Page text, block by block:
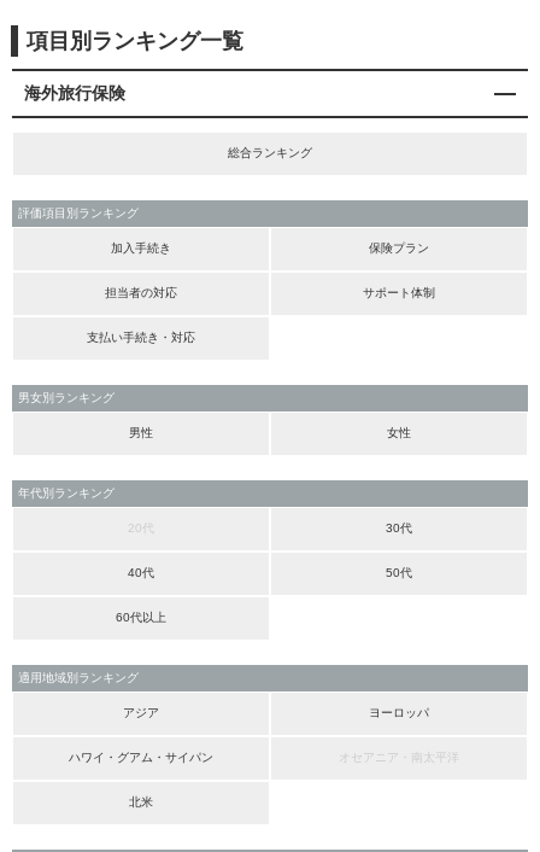
項目別ランキング一覧
海外旅行保険
総合ランキング
評価項目別ランキング
加入手続き 保険プラン
担当者の対応 サポート体制
支払い手続き・対応
男女別ランキング
男性 女性
年代別ランキング
20代 30代
40代 50代
60代以上
適用地域別ランキング
アジア ヨーロッパ
ハワイ・グアム・サイパン オセアニア・南太平洋
北米